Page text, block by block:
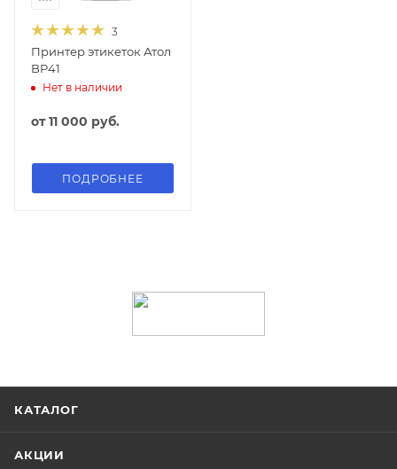
3
Принтер этикеток Атол
BP41
Нет в наличии
от11 000 руб.
ПОДРОБНЕЕ
КАТАЛОГ
АКЦИИ